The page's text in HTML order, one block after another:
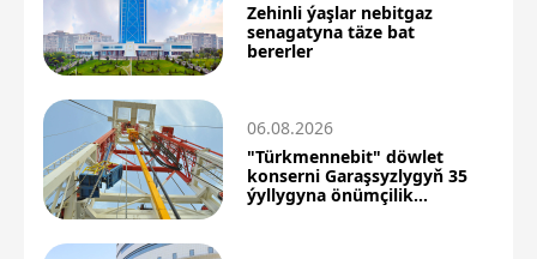
Zehinli ýaşlar nebitgaz
senagatyna täze bat
bererler
06.08.2026
"Türkmennebit" döwlet
konserni Garaşsyzlygyň 35
ýyllygyna önümçilik